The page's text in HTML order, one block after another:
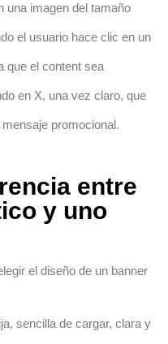
una imagen del tamaño
el usuario hace clic en un
que el content sea
en X, una vez claro, que
promocional.
entre
y uno
el diseño de un banner
sencilla de cargar, clara y